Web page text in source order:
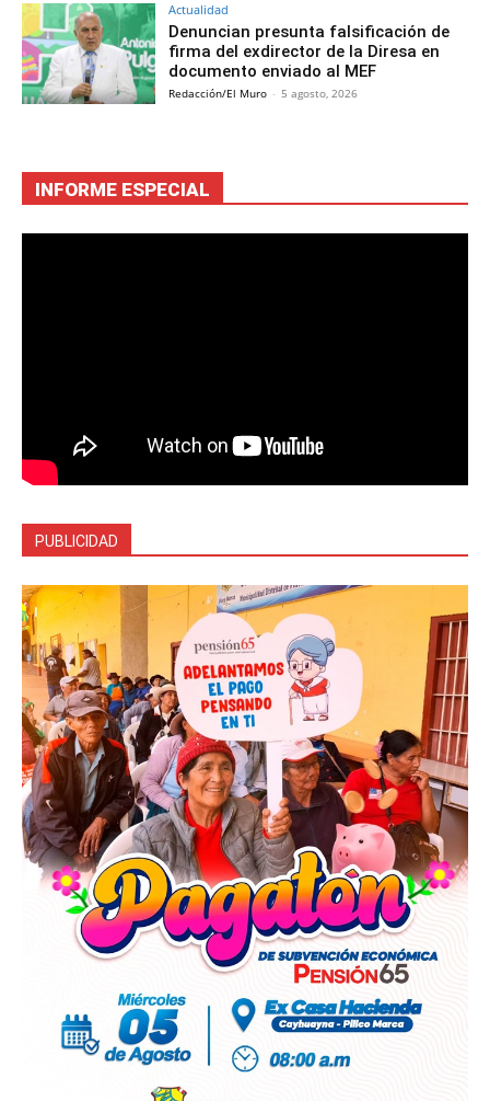
Actualidad
Denuncian presunta falsificación de
firma del exdirector de la Diresa en
documento enviado al MEF
Redacción/El Muro - 5 agosto, 2026
INFORME ESPECIAL
PUBLICIDAD